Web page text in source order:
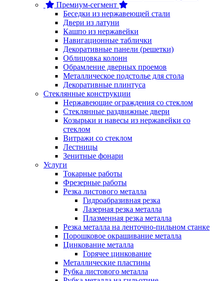
Премиум-сегмент
Беседки из нержавеющей стали
Двери из латуни
Кашпо из нержавейки
Навигационные таблички
Декоративные панели (решетки)
Облицовка колонн
Обрамление дверных проемов
Металлическое подстолье для стола
Декоративные плинтуса
Стеклянные конструкции
Нержавеющие ограждения со стеклом
Стеклянные раздвижные двери
Козырьки и навесы из нержавейки со
стеклом
Витражи со стеклом
Лестницы
Зенитные фонари
Услуги
Токарные работы
Фрезерные работы
Резка листового металла
Гидроабразивная резка
Лазерная резка металла
Плазменная резка металла
Резка металла на ленточно-пильном станке
Порошковое окрашивание металла
Цинкование металла
Горячее цинкование
Металлические пластины
Рубка листового металла